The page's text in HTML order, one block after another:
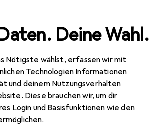
Deine Wahl.
Nötigste wählst, erfassen wir mit
Technologien Informationen
und deinem Nutzungsverhalten
Diese brauchen wir, um dir
Login und Basisfunktionen wie den
+ Elektronik Robotik + Elektrotechnik